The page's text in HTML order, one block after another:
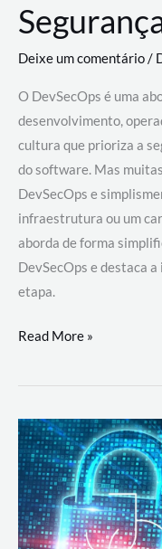
Deixe um comentário/
O DevSecOps é uma
desenvolvimento,
cultura que prioriza a
do software. Mas
DevSecOps e
infraestrutura ou um
aborda de forma
DevSecOps e destaca
etapa.
DevSecOps
Prática:
Desenvolvimento,
Segurança
e
Operações
Read More »